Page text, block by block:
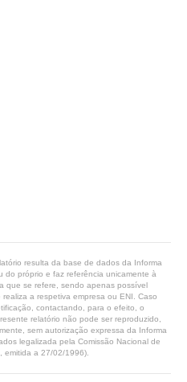
resulta da base de dados da Informa
do próprio e faz referência unicamente à
que se refere, sendo apenas possível
a respetiva empresa ou ENI. Caso
contactando, para o efeito, o
relatório não pode ser reproduzido,
sem autorização expressa da Informa
legalizada pela Comissão Nacional de
emitida a 27/02/1996).